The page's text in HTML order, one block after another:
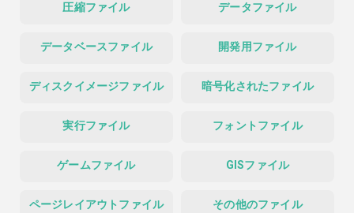
圧縮ファイル データファイル
データベースファイル 開発用ファイル
ディスクイメージファイル 暗号化されたファイル
実行ファイル フォントファイル
ゲームファイル GISファイル
ページレイアウトファイル その他のファイル